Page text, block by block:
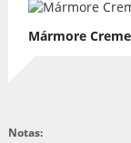
Mármore
Notas: